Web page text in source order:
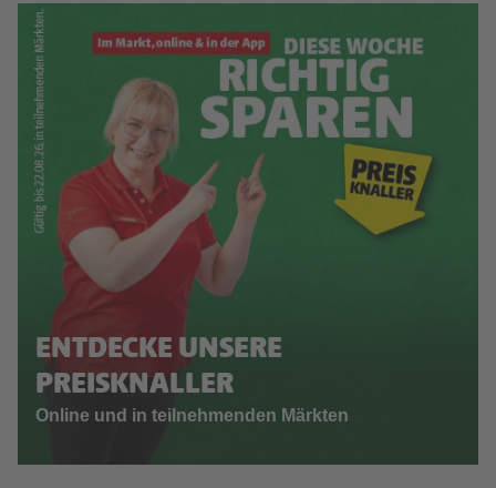
ENTDECKE UNSERE
PREISKNALLER
Online und in teilnehmenden Märkten